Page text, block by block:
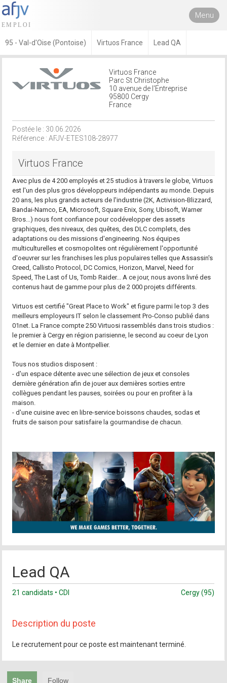
Menu
95 - Val-d'Oise (Pontoise) Virtuos France Lead QA
Virtuos France
Parc St Christophe
10 avenue de l'Entreprise
95800 Cergy
France
Postée le : 30.06.2026
Référence : AFJV-ETES108-28977
Virtuos France
Avec plus de 4 200 employés et 25 studios à travers le globe, Virtuos
est l'un des plus gros développeurs indépendants au monde. Depuis
20 ans, les plus grands acteurs de l'industrie (2K, Activision-Blizzard,
Bandai-Namco, EA, Microsoft, Square Enix, Sony, Ubisoft, Warner
Bros...) nous font confiance pour codévelopper des assets
graphiques, des niveaux, des quêtes, des DLC complets, des
adaptations ou des missions d'engineering. Nos équipes
multiculturelles et cosmopolites ont régulièrement l'opportunité
d'oeuvrer sur les franchises les plus populaires telles que Assassin's
Creed, Callisto Protocol, DC Comics, Horizon, Marvel, Need for
Speed, The Last of Us, Tomb Raider... A ce jour, nous avons livré des
contenus haut de gamme pour plus de 2 000 projets différents.
Virtuos est certifié "Great Place to Work" et figure parmi le top 3 des
meilleurs employeurs IT selon le classement Pro-Conso publié dans
01net. La France compte 250 Virtuosi rassemblés dans trois studios :
le premier à Cergy en région parisienne, le second au coeur de Lyon
et le dernier en date à Montpellier.
Tous nos studios disposent :
- d'un espace détente avec une sélection de jeux et consoles
dernière génération afin de jouer aux dernières sorties entre
collègues pendant les pauses, soirées ou pour en profiter à la
maison.
- d'une cuisine avec en libre-service boissons chaudes, sodas et
fruits de saison pour satisfaire la gourmandise de chacun.
Lead QA
21 candidats • CDI Cergy (95)
Description du poste
Le recrutement pour ce poste est maintenant terminé.
Share Follow